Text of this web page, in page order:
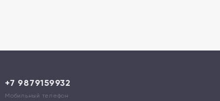
+7 9879159932
Мобильный телефон